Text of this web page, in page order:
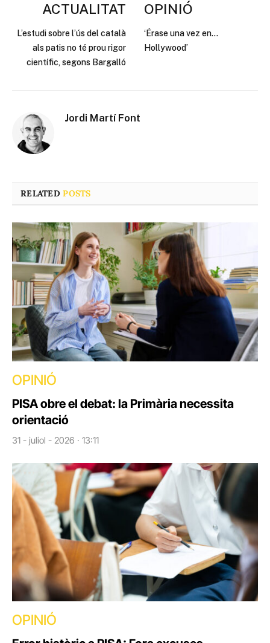
ACTUALITAT
L’estudi sobre l’ús del català
als patis no té prou rigor
científic, segons Bargalló
OPINIÓ
‘Érase una vez en…
Hollywood’
Jordi Martí Font
RELATEDPOSTS
OPINIÓ
PISA obre el debat: la Primària necessita
orientació
31 - juliol - 2026 · 13:11
OPINIÓ